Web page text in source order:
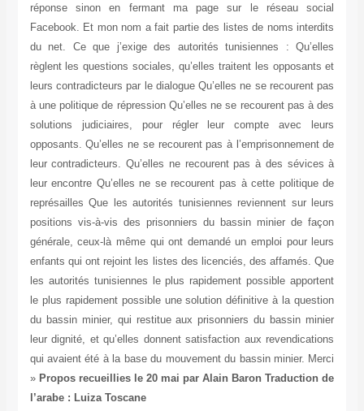
réponse sinon en fermant ma page sur le réseau social
Facebook. Et mon nom a fait partie des listes de noms interdits
du net. Ce que j’exige des autorités tunisiennes : Qu’elles
règlent les questions sociales, qu’elles traitent les opposants et
leurs contradicteurs par le dialogue Qu’elles ne se recourent pas
à une politique de répression Qu’elles ne se recourent pas à des
solutions judiciaires, pour régler leur compte avec leurs
opposants. Qu’elles ne se recourent pas à l’emprisonnement de
leur contradicteurs. Qu’elles ne recourent pas à des sévices à
leur encontre Qu’elles ne se recourent pas à cette politique de
représailles Que les autorités tunisiennes reviennent sur leurs
positions vis-à-vis des prisonniers du bassin minier de façon
générale, ceux-là même qui ont demandé un emploi pour leurs
enfants qui ont rejoint les listes des licenciés, des affamés. Que
les autorités tunisiennes le plus rapidement possible apportent
le plus rapidement possible une solution définitive à la question
du bassin minier, qui restitue aux prisonniers du bassin minier
leur dignité, et qu’elles donnent satisfaction aux revendications
qui avaient été à la base du mouvement du bassin minier. Merci
» Propos recueillies le 20 mai par Alain Baron Traduction de
l’arabe : Luiza Toscane